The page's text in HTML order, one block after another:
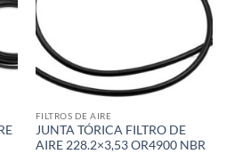
FILTROS DE AIRE
JUNTA TÓRICA FILTRO DE
AIRE 228.2×3,53 OR4900 NBR